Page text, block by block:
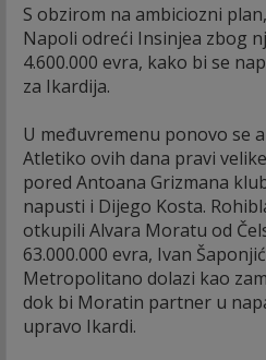
S obzirom na ambiciozni
Napoli odreći Insinjea zbog
4.600.000 evra, kako bi se
za Ikardija.
U međuvremenu ponovo se
Atletiko ovih dana pravi
pored Antoana Grizmana
napusti i Dijego Kosta.
otkupili Alvara Moratu od
63.000.000 evra, Ivan
Metropolitano dolazi kao
dok bi Moratin partner u
upravo Ikardi.